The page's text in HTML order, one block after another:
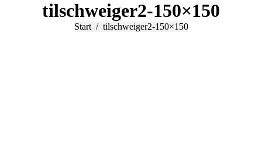
tilschweiger2-150×150
Sie befinden sich hier:
Start tilschweiger2-150×150